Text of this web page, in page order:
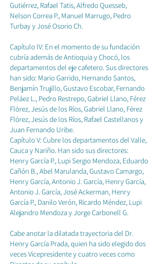
Gutiérrez, Rafael Tatis, Alfredo Quesseb,
Nelson Correa P., Manuel Marrugo, Pedro
Turbay y José Osorio Ch.
Capítulo IV: En el momento de su fundación
cubría además de Antioquia y Chocó, los
departamentos del eje cafetero. Sus directores
han sido: Mario Garrido, Hernando Santos,
Benjamín Trujillo, Gustavo Escobar, Fernando
Peláez L., Pedro Restrepo, Gabriel Llano, Férez
Flórez, Jesús de los Ríos, Gabriel Llano, Férez
Flórez, Jesús de los Ríos, Rafael Castellanos y
Juan Fernando Uribe.
Capítulo V: Cubre los departamentos del Valle,
Cauca y Nariño. Han sido sus directores:
Henry García P., Lupi Sergio Mendoza, Eduardo
Cañón B., Abel Marulanda, Gustavo Camargo,
Henry García, Antonio J. García, Henry García,
Antonio J. García, José Ackerman, Henry
García P., Danilo Verón, Ricardo Méndez, Lupi
Alejandro Mendoza y Jorge Carbonell G.
Cabe anotar la dilatada trayectoria del Dr.
Henry García Prada, quien ha sido elegido dos
veces Vicepresidente y cuatro veces como